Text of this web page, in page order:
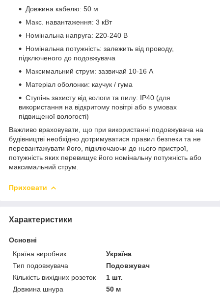
Довжина кабелю: 50 м
Макс. навантаження: 3 кВт
Номінальна напруга: 220-240 В
Номінальна потужність: залежить від проводу,
підключеного до подовжувача
Максимальний струм: зазвичай 10-16 А
Матеріал оболонки: каучук / гума
Ступінь захисту від вологи та пилу: IP40 (для
використання на відкритому повітрі або в умовах
підвищеної вологості)
Важливо враховувати, що при використанні подовжувача на
будівництві необхідно дотримуватися правил безпеки та не
перевантажувати його, підключаючи до нього пристрої,
потужність яких перевищує його номінальну потужність або
максимальний струм.
Приховати
Характеристики
Основні
Країна виробник
Україна
Тип подовжувача
Подовжувач
Кількість вихідних розеток
1 шт.
Довжина шнура
50 м